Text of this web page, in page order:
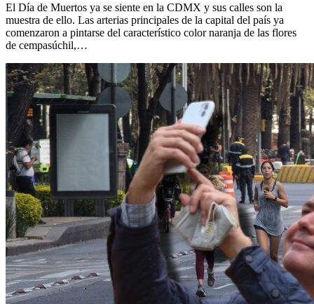
El Día de Muertos ya se siente en la CDMX y sus calles son la
muestra de ello. Las arterias principales de la capital del país ya
comenzaron a pintarse del característico color naranja de las flores
de cempasúchil,…